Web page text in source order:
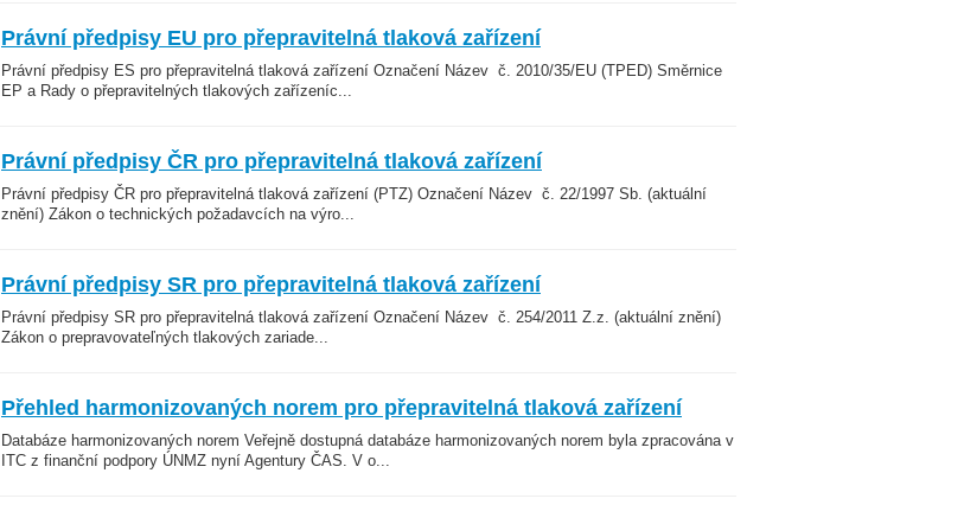
Právní předpisy EU pro přepravitelná tlaková zařízení
Právní předpisy ES pro přepravitelná tlaková zařízení Označení Název č. 2010/35/EU (TPED) Směrnice
EP a Rady o přepravitelných tlakových zařízeníc...
Právní předpisy ČR pro přepravitelná tlaková zařízení
Právní předpisy ČR pro přepravitelná tlaková zařízení (PTZ) Označení Název č. 22/1997 Sb. (aktuální
znění) Zákon o technických požadavcích na výro...
Právní předpisy SR pro přepravitelná tlaková zařízení
Právní předpisy SR pro přepravitelná tlaková zařízení Označení Název č. 254/2011 Z.z. (aktuální znění)
Zákon o prepravovateľných tlakových zariade...
Přehled harmonizovaných norem pro přepravitelná tlaková zařízení
Databáze harmonizovaných norem Veřejně dostupná databáze harmonizovaných norem byla zpracována v
ITC z finanční podpory ÚNMZ nyní Agentury ČAS. V o...